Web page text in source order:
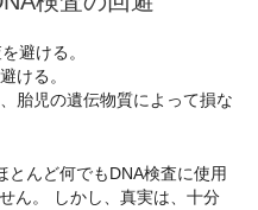
ける。
胎児の遺伝物質によって損な
とんど何でもDNA検査に使用
ん。 しかし、真実は、十分